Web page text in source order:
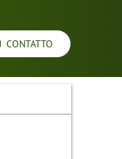
CONTATTO